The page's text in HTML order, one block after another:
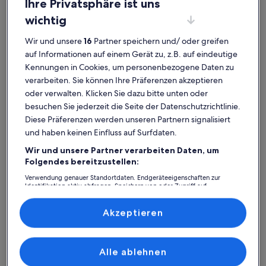
Monterrey Ferienunterkünfte nahe Hospital Regional del ISSSTE
Entdecke unsere Auswahl an privaten Ferienunterkünften nahe
Hospital Regional del ISSSTE, in denen du dich ganz wie zu Hause
fühlen kannst. Ganz gleich, ob du mit Freunden, Familie oder nur
mit deinem Vierbeiner unterwegs bist, Ferienunterkünfte bieten dir
all die Annehmlichkeiten, die dir für deinen Aufenthalt wichtig sind.
du nach Raucheroptionen oder barrierearmen Optionen suchst,
steht dir ein vielfältiges Angebot zur Verfügung.
Finde Unterkünfte ganz nach deinem
Geschmack
Suche nach FerienhäusernSuche nach Ferienwohnungen oder
Suche
Ihre Privatsphäre ist uns
wichtig
Wir und unsere16 Partner speichern und/ oder greifen
auf Informationen auf einem Gerät zu, z.B. auf eindeutige
Kennungen in Cookies, um personenbezogene Daten zu
verarbeiten. Sie können Ihre Präferenzen akzeptieren
oder verwalten. Klicken Sie dazu bitte unten oder
besuchen Sie jederzeit die Seite der Datenschutzrichtlinie.
Diese Präferenzen werden unseren Partnern signalisiert
und haben keinen Einfluss auf Surfdaten.
Wir und unsere Partner verarbeiten Daten, um
Folgendes bereitzustellen:
Verwendung genauer Standortdaten. Endgeräteeigenschaften zur
Identifikation aktiv abfragen. Speichern von oder Zugriff auf
Inhalte, Messung von Werbeleistung und der Performance von Inhalten,
Zielgruppenforschung sowie Entwicklung und Verbesserung von
Liste der Partner (Lieferanten)
Alle ablehnen
Akzeptieren